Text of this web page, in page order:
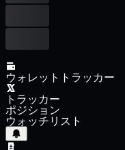
ウォレットトラッカー
トラッカー
ポジション
ウォッチリスト